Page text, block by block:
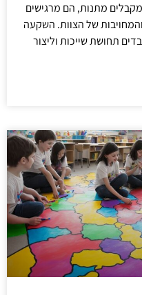
מתנות, הם מרגישים
של הצוות. השקעה
תחושת שייכות וליצור